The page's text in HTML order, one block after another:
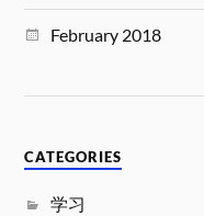
February 2018
CATEGORIES
学习